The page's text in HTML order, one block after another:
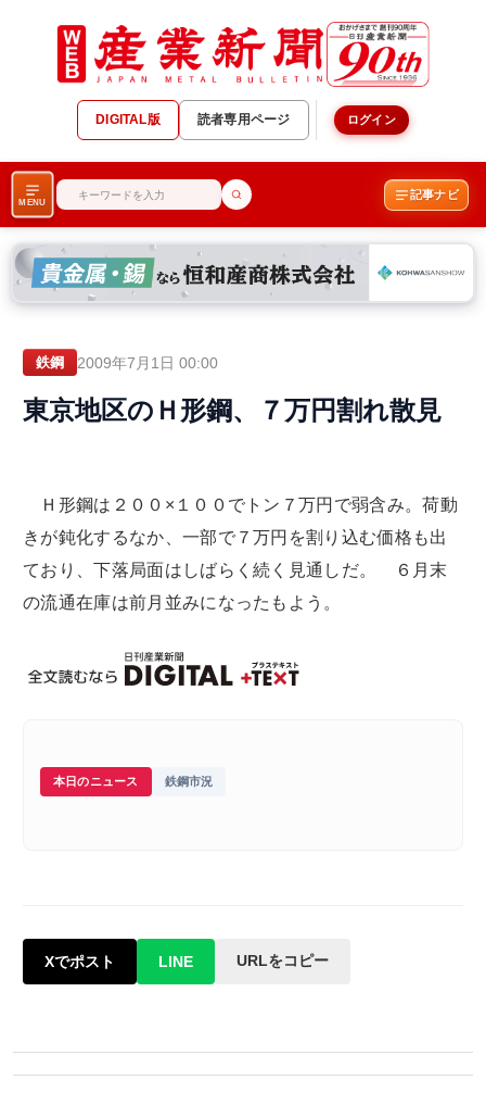
DIGITAL版 読者専用ページ ログイン
MENU
記事ナビ
鉄鋼 2009年7月1日 00:00
東京地区のＨ形鋼、７万円割れ散見
Ｈ形鋼は２００×１００でトン７万円で弱含み。荷動
きが鈍化するなか、一部で７万円を割り込む価格も出
ており、下落局面はしばらく続く見通しだ。 ６月末
の流通在庫は前月並みになったもよう。
本日のニュース 鉄鋼市況
Xでポスト LINE URLをコピー